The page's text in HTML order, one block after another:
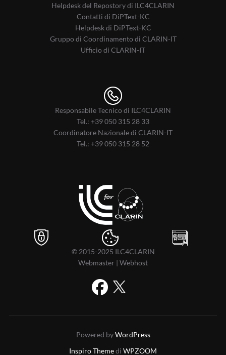
Helpdesk del Repostory di ILC4CLARIN
Contatti di DiPText-KC
Helpdesk di DiPText-KC
Gruppo di Coordinamento di CLARIN-IT
Ufficio di CLARIN-IT
Responsabile Tecnico di ILC4CLARIN
Tel.: +39 050 315 28 33
Coordinatore Nazionale di CLARIN-IT
Tel.: +39 050 315 28 52
© 2015-2025 ILC4CLARIN
Webmaster | Webhost
Powered byWordPress
Inspiro Themedi WPZOOM